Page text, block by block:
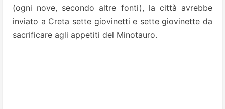
(ogni nove, secondo altre fonti), la città avrebbe
inviato a Creta sette giovinetti e sette giovinette da
sacrificare agli appetiti del Minotauro.